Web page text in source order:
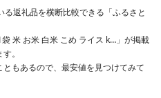
返礼品を横断比較できる「ふるさと
米 お米 白米 こめ ライス k…」が掲載
。
もあるので、最安値を見つけてみて